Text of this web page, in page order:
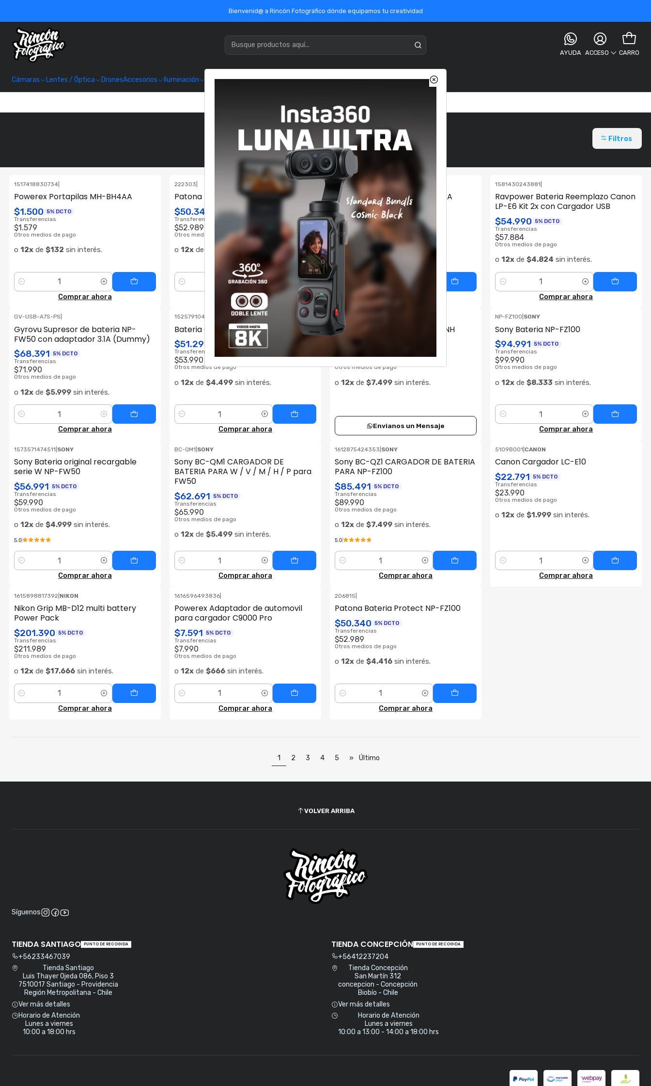
Bienvenid@ a Rincón Fotográfico dónde equipamos tu creatividad
AYUDA ACCESO CARRO
Cámaras Lentes / Óptica DronesAccesorios Iluminación Almacenamiento Marcas Ofertas / Outlet Mercado Público
Energia Filtros
1517418830734|
Powerex Portapilas MH-BH4AA
$1.500 5% DCTO
Transferencias
$1.579
Otros medios de pago
o 12xde $132 sin interés.
Cantidad
Comprar ahora
222303
Patona Bateria PROTECT NP-W235
$50.340
5% DCTO
Transferencias
$52.989
Otros medios de pago
o 12xde $4.416sin interés.
Cantidad
Comprar ahora
1517418860784
Powerex Portapilas MH-BH8AA
$2.507 5% DCTO
Transferencias
$2.639
Otros medios de pago
$220sin interés.
Cantidad
Comprar ahora
1581430243881
Ravpower Bateria Reemplazo Canon
LP-E6 Kit 2x con Cargador USB
$54.990 5% DCTO
Transferencias
$57.884
Otros medios de pago
o12x de$4.824 sin interés.
Cantidad
Comprar ahora
GV-USB-A7S-PS
Gyrovu Supresor de bateria NP-
FW50 con adaptador 3.1A (Dummy)
$68.391 5% DCTO
Transferencias
$71.990
Otros medios de pago
o 12xde $5.999sin interés.
Cantidad
Comprar ahora
1525791049858 CANON
Bateria Original Canon LP-E10
$51.291
5% DCTO
Transferencias
$53.990
Otros medios de pago
o 12xde $4.499sin interés.
Cantidad
Comprar ahora
1648817450087
Bateria Original Canon LP-E6NH
$85.491
Otros medios de pago
o 12x de $7.499 sin interés.
Envianos un Mensaje
NP-FZ100 SONY
Sony Bateria NP-FZ100
$94.991 5% DCTO
Transferencias
$99.990
Otros medios de pago
o12x de$8.333 sin interés.
Cantidad
Comprar ahora
1573571474511 SONY
Sony Bateria original recargable
serie W NP-FW50
$56.991 5% DCTO
Transferencias
$59.990
Otros medios de pago
o 12xde $4.999sin interés.
5.0
Cantidad
Comprar ahora
BC-QM1 SONY
Sony BC-QM1 CARGADOR DE
BATERIA PARA W / V / M / H / P para
FW50
$62.691 5% DCTO
Transferencias
$65.990
Otros medios de pago
o 12xde $5.499sin interés.
Cantidad
Comprar ahora
1612875424353 SONY
Sony BC-QZ1 CARGADOR DE BATERIA
PARA NP-FZ100
$85.491 5% DCTO
Transferencias
$89.990
Otros medios de pago
o 12x de $7.499 sin interés.
5.0
Cantidad
Comprar ahora
5109B001 CANON
Canon Cargador LC-E10
$22.791 5% DCTO
Transferencias
$23.990
Otros medios de pago
o12x de$1.999 sin interés.
Cantidad
Comprar ahora
1615898817392 NIKON
Nikon Grip MB-D12 multi battery
Power Pack
$201.390 5% DCTO
Transferencias
$211.989
Otros medios de pago
o 12xde $17.666sin interés.
Cantidad
Comprar ahora
1616596493836|
Powerex Adaptador de automovil
para cargador C9000 Pro
$7.591 5% DCTO
Transferencias
$7.990
Otros medios de pago
o 12xde $666sin interés.
Cantidad
Comprar ahora
206815
Patona Bateria Protect NP-FZ100
$50.340 5% DCTO
Transferencias
$52.989
Otros medios de pago
o 12x de $4.416 sin interés.
Cantidad
Comprar ahora
1 2 3 4 5 » Último
VOLVER ARRIBA
Síguenos
TIENDA SANTIAGO PUNTO DE RECOGIDA
+56233467039
Tienda Santiago
Luis Thayer Ojeda 086, Piso 3
7510017 Santiago - Providencia
Región Metropolitana - Chile
Ver más detalles
Horario de Atención
Lunes a viernes
10:00 a 18:00 hrs
TIENDA CONCEPCIÓN PUNTO DE RECOGIDA
+56412237204
Tienda Concepción
San Martín 312
concepcion - Concepción
Biobío - Chile
Ver más detalles
Horario de Atención
Lunes a viernes
10:00 a 13:00 - 14:00 a 18:00 hrs